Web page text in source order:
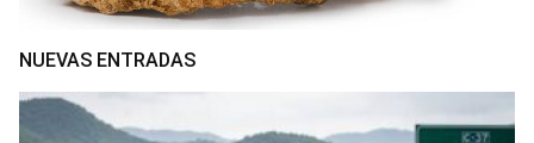
NUEVAS ENTRADAS